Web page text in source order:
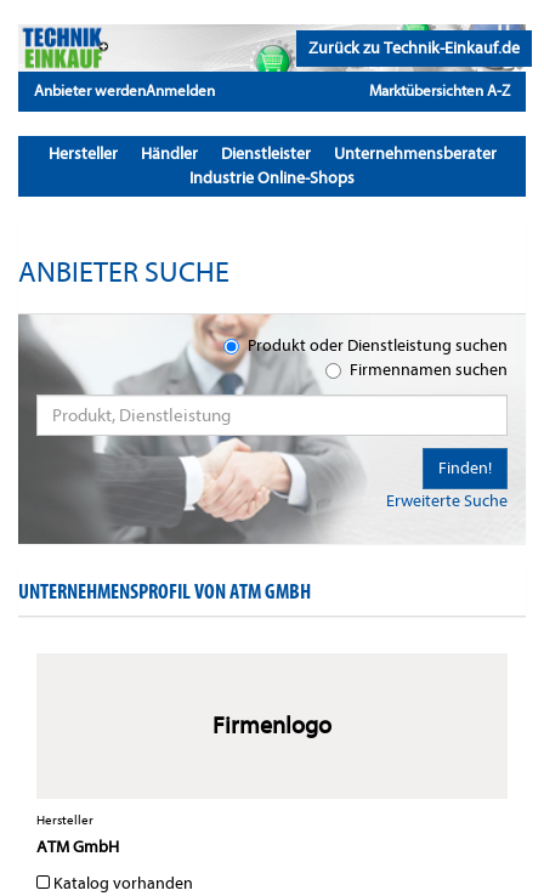
Zurück zu Technik-Einkauf.de
Anbieter werdenAnmelden Marktübersichten A-Z
Hersteller Händler Dienstleister
Unternehmensberater
Industrie Online-Shops
ANBIETER SUCHE
Produkt oder Dienstleistung suchen
Firmennamen suchen
Erweiterte Suche
Finden!
UNTERNEHMENSPROFIL VON ATM GMBH
Firmenlogo
Hersteller
ATM GmbH
Katalog vorhanden